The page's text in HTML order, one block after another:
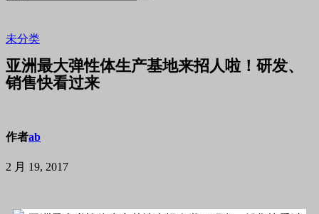
未分类
亚洲最大弹性体生产基地来招人啦！研发、
销售快看过来
作者ab
2 月 19, 2017